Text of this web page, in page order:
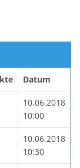
Datum
10.06.2018
10:00
10.06.2018
10:30